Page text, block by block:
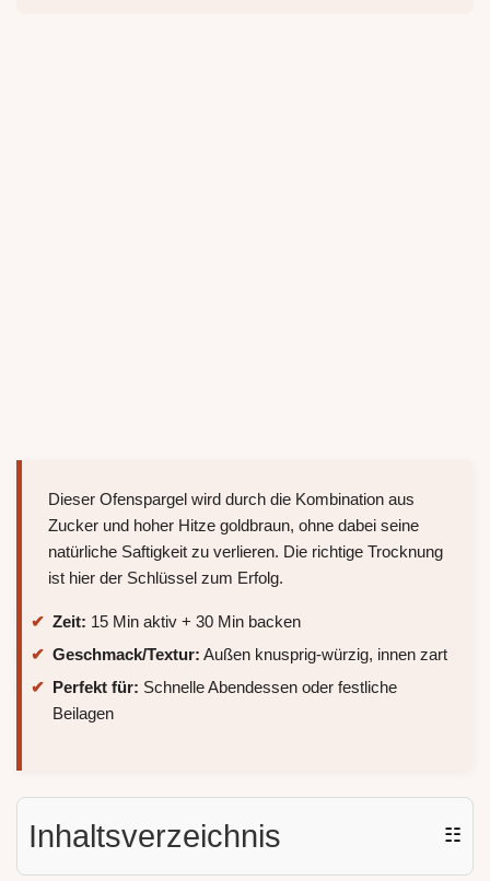
Dieser Ofenspargel wird durch die Kombination aus
Zucker und hoher Hitze goldbraun, ohne dabei seine
natürliche Saftigkeit zu verlieren. Die richtige Trocknung
ist hier der Schlüssel zum Erfolg.
Zeit: 15 Min aktiv + 30 Min backen
Geschmack/Textur: Außen knusprig-würzig, innen zart
Perfekt für: Schnelle Abendessen oder festliche
Beilagen
Inhaltsverzeichnis ☷